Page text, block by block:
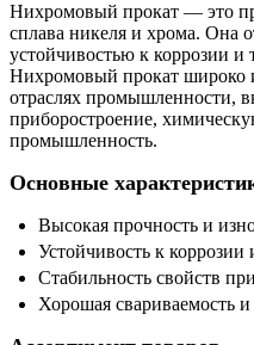
Нихромовый прокат — это
сплава никеля и хрома. Она
устойчивостью к коррозии
Нихромовый прокат широко
отраслях промышленности,
приборостроение,
промышленность.
Основные
Высокая прочность и
Устойчивость к
Стабильность свойств
Хорошая свариваемость